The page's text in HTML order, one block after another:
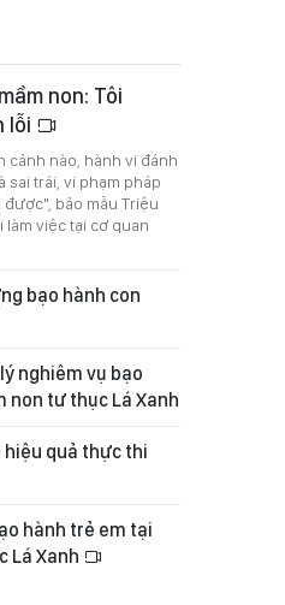
non: Tôi
lỗi
cảnh nào, hành vi đánh
trái, vi phạm pháp
bảo mẫu Triệu
làm việc tại cơ quan
bạo hành con
nghiêm vụ bạo
non tư thục Lá Xanh
hiệu quả thực thi
hành trẻ em tại
Lá Xanh